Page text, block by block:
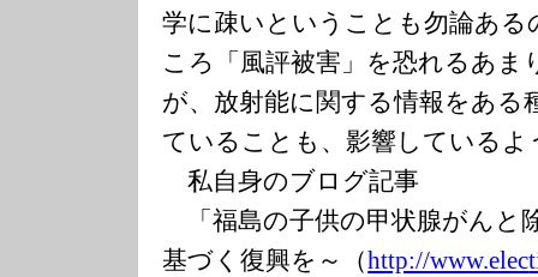
学に疎いということも勿論あ
ころ「風評被害」を恐れるあま
が、放射能に関する情報をある
ていることも、影響しているよ
私自身のブログ記事
「福島の子供の甲状腺がんと
基づく復興を～（http://www.elec